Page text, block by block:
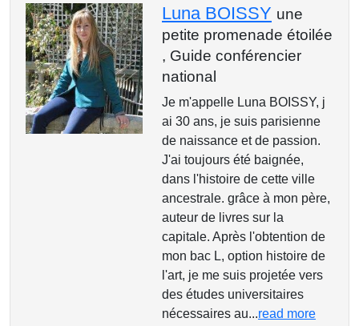
Luna BOISSY une
petite promenade étoilée
, Guide conférencier
national
Je m'appelle Luna BOISSY, j
ai 30 ans, je suis parisienne
de naissance et de passion.
J'ai toujours été baignée,
dans l'histoire de cette ville
ancestrale. grâce à mon père,
auteur de livres sur la
capitale. Après l'obtention de
mon bac L, option histoire de
l'art, je me suis projetée vers
des études universitaires
nécessaires au...read more